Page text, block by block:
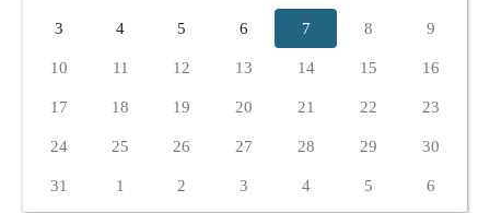
3 4 5 6 7 8 9
10 11 12 13 14 15 16
17 18 19 20 21 22 23
24 25 26 27 28 29 30
31 1 2 3 4 5 6